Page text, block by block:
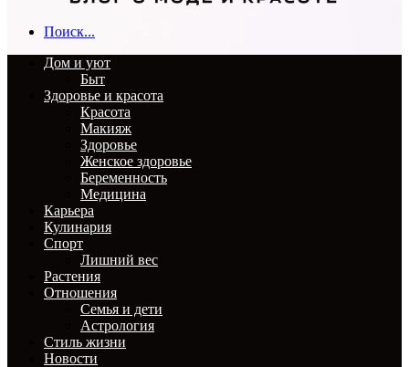
Поиск...
Дом и уют
Быт
Здоровье и красота
Красота
Макияж
Здоровье
Женское здоровье
Беременность
Медицина
Карьера
Кулинария
Спорт
Лишний вес
Растения
Отношения
Семья и дети
Астрология
Стиль жизни
Новости